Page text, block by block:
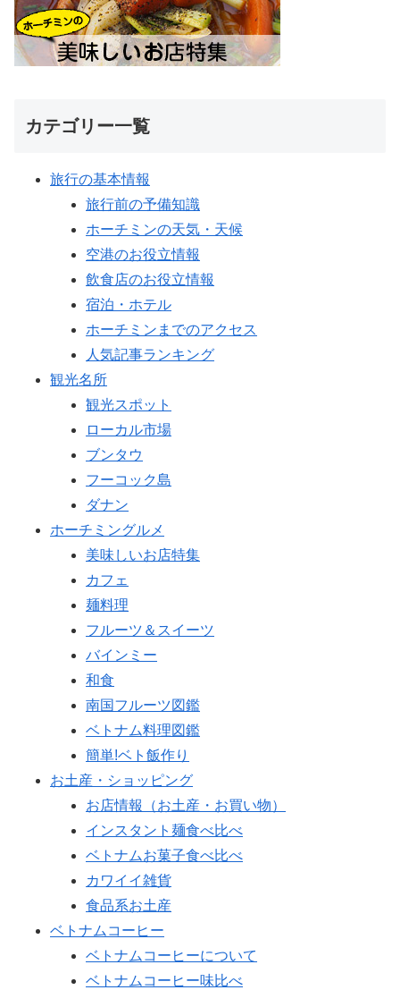
カテゴリー一覧
旅行の基本情報
旅行前の予備知識
ホーチミンの天気・天候
空港のお役立情報
飲食店のお役立情報
宿泊・ホテル
ホーチミンまでのアクセス
人気記事ランキング
観光名所
観光スポット
ローカル市場
ブンタウ
フーコック島
ダナン
ホーチミングルメ
美味しいお店特集
カフェ
麺料理
フルーツ＆スイーツ
バインミー
和食
南国フルーツ図鑑
ベトナム料理図鑑
簡単!ベト飯作り
お土産・ショッピング
お店情報（お土産・お買い物）
インスタント麺食べ比べ
ベトナムお菓子食べ比べ
カワイイ雑貨
食品系お土産
ベトナムコーヒー
ベトナムコーヒーについて
ベトナムコーヒー味比べ